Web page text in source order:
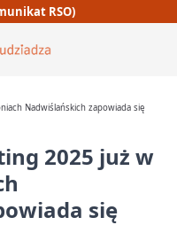
RSO)
Nadwiślańskich zapowiada się
2025 już w
się